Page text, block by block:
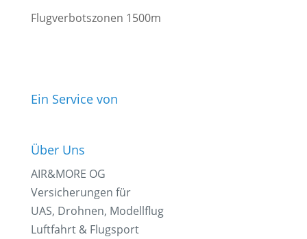
Flugverbotszonen 1500m
Ein Service von
Über Uns
AIR&MORE OG
Versicherungen für
UAS, Drohnen, Modellflug
Luftfahrt & Flugsport